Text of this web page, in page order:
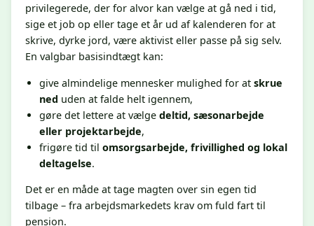
privilegerede, der for alvor kan vælge at gå ned i tid,
sige et job op eller tage et år ud af kalenderen for at
skrive, dyrke jord, være aktivist eller passe på sig selv.
En valgbar basisindtægt kan:
give almindelige mennesker mulighed for at skrue
ned uden at falde helt igennem,
gøre det lettere at vælge deltid, sæsonarbejde
eller projektarbejde,
frigøre tid til omsorgsarbejde, frivillighed og lokal
deltagelse.
Det er en måde at tage magten over sin egen tid
tilbage – fra arbejdsmarkedets krav om fuld fart til
pension.